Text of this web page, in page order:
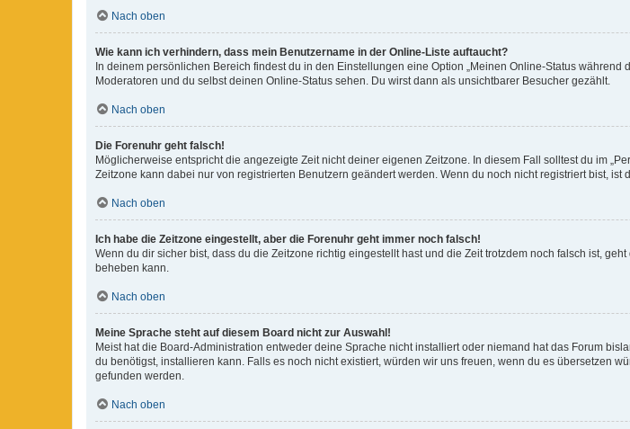
Nach oben
Wie kann ich verhindern, dass mein Benutzername in der Online-Liste auftaucht?
In deinem persönlichen Bereich findest du in den Einstellungen eine Option „Meinen Online-Status
Moderatoren und du selbst deinen Online-Status sehen. Du wirst dann als unsichtbarer Besucher gezählt.
Nach oben
Die Forenuhr geht falsch!
Möglicherweise entspricht die angezeigte Zeit nicht deiner eigenen Zeitzone. In diesem Fall solltest du im
Zeitzone kann dabei nur von registrierten Benutzern geändert werden. Wenn du noch nicht registriert bist, ist
Nach oben
Ich habe die Zeitzone eingestellt, aber die Forenuhr geht immer noch falsch!
Wenn du dir sicher bist, dass du die Zeitzone richtig eingestellt hast und die Zeit trotzdem noch falsch ist,
beheben kann.
Nach oben
Meine Sprache steht auf diesem Board nicht zur Auswahl!
Meist hat die Board-Administration entweder deine Sprache nicht installiert oder niemand hat das Forum
du benötigst, installieren kann. Falls es noch nicht existiert, würden wir uns freuen, wenn du es übersetzen
gefunden werden.
Nach oben